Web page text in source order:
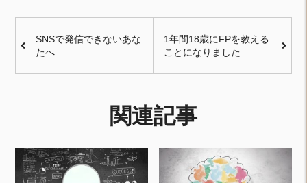
SNSで発信できないあな
たへ
1年間18歳にFPを教える
ことになりました
関連記事